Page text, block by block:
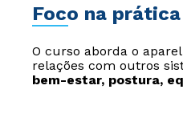
Foco na
O curso aborda o
relações com outros
bem-estar, postura,